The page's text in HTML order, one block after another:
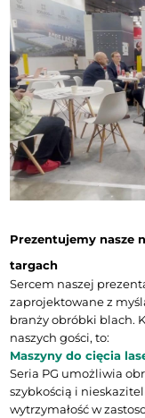
Prezentujemy nasze
targach
Sercem naszej
zaprojektowane z
branży obróbki blach.
naszych gości, to:
Maszyny do cięcia
Seria PG umożliwia
szybkością i
wytrzymałość w